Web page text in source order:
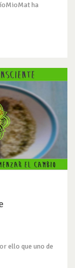
ha
ello que uno de